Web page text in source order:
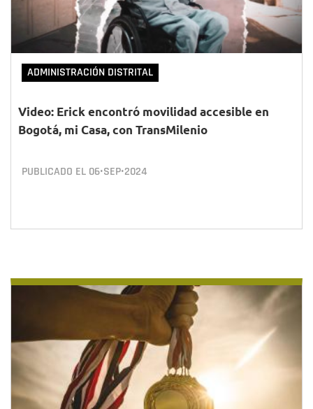
ADMINISTRACIÓN DISTRITAL
Video: Erick encontró movilidad accesible en
Bogotá, mi Casa, con TransMilenio
PUBLICADO EL 06•SEP•2024